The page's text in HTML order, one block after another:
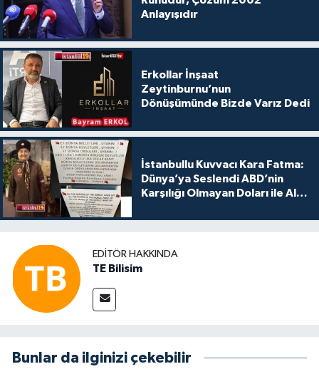
Anlayışıdır
Erkollar İnşaat
Zeytinburnu’nun
Dönüşümünde Bizde Varız Dedi
İstanbullu Kuvvacı Kara Fatma:
Dünya’ya Seslendi ABD’nin
Karşılığı Olmayan Doları ile Alış
EDITÖR HAKKINDA
TE Bilisim
Bunlar da ilginizi çekebilir